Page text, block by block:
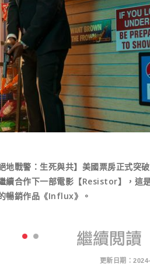
地戰警：生死與共】美國票房正式突
續合作下一部電影【Resistor】，這
暢銷作品《Influx》。
更新日期：